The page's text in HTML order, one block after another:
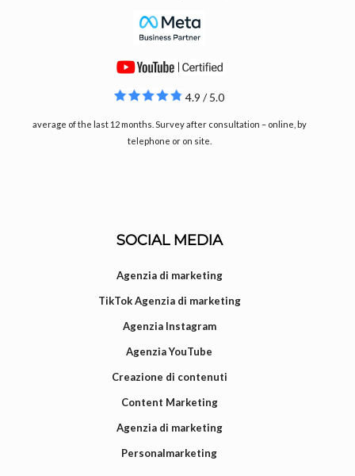
4.9 / 5.0
average of the last 12 months. Survey after consultation – online, by
telephone or on site.
SOCIAL MEDIA
Agenzia di marketing
TikTok Agenzia di marketing
Agenzia Instagram
Agenzia YouTube
Creazione di contenuti
Content Marketing
Agenzia di marketing
Personalmarketing